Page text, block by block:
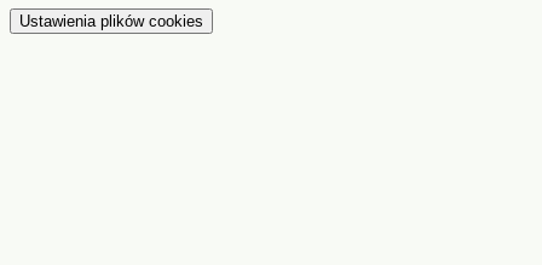
Ustawienia plików cookies